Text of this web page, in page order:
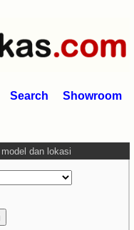
Search
Showroom
dan lokasi